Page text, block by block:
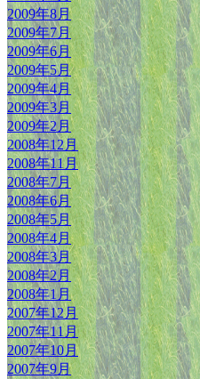
2009年8月
2009年7月
2009年6月
2009年5月
2009年4月
2009年3月
2009年2月
2008年12月
2008年11月
2008年7月
2008年6月
2008年5月
2008年4月
2008年3月
2008年2月
2008年1月
2007年12月
2007年11月
2007年10月
2007年9月